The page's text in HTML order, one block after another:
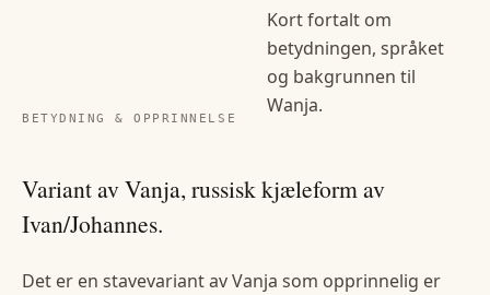
BETYDNING & OPPRINNELSE
Kort fortalt om
betydningen, språket
og bakgrunnen til
Wanja.
Variant av Vanja, russisk kjæleform av
Ivan/Johannes.
Det er en stavevariant av Vanja som opprinnelig er